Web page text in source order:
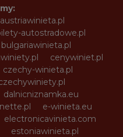
austriawinieta.pl
autostradowe.pl
bulgariawinieta.pl
cenywiniet.pl
czechy-winieta.pl
dalnicniznamka.eu
e-winieta.eu
electronicavinieta.com
estoniawinieta.pl